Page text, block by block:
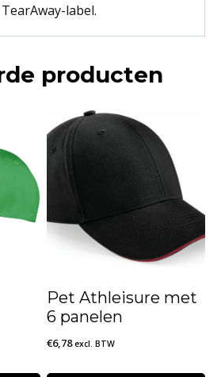
label.
producten
Pet Athleisure met
6 panelen
€6,78 excl. BTW